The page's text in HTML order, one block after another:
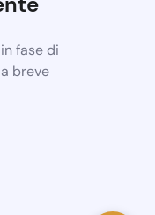
fase di
breve